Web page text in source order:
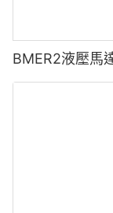
BMER2液壓馬